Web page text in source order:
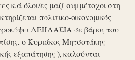
κ.ά όλοι/ες μαζί συμμέτοχοι στη
πολιτικο-οικονομικός
ΛΕΗΛΑΣΙΑ σε βάρος του
ο Κυριάκος Μητσοτάκης
εξαπάτησης ), καλούνται